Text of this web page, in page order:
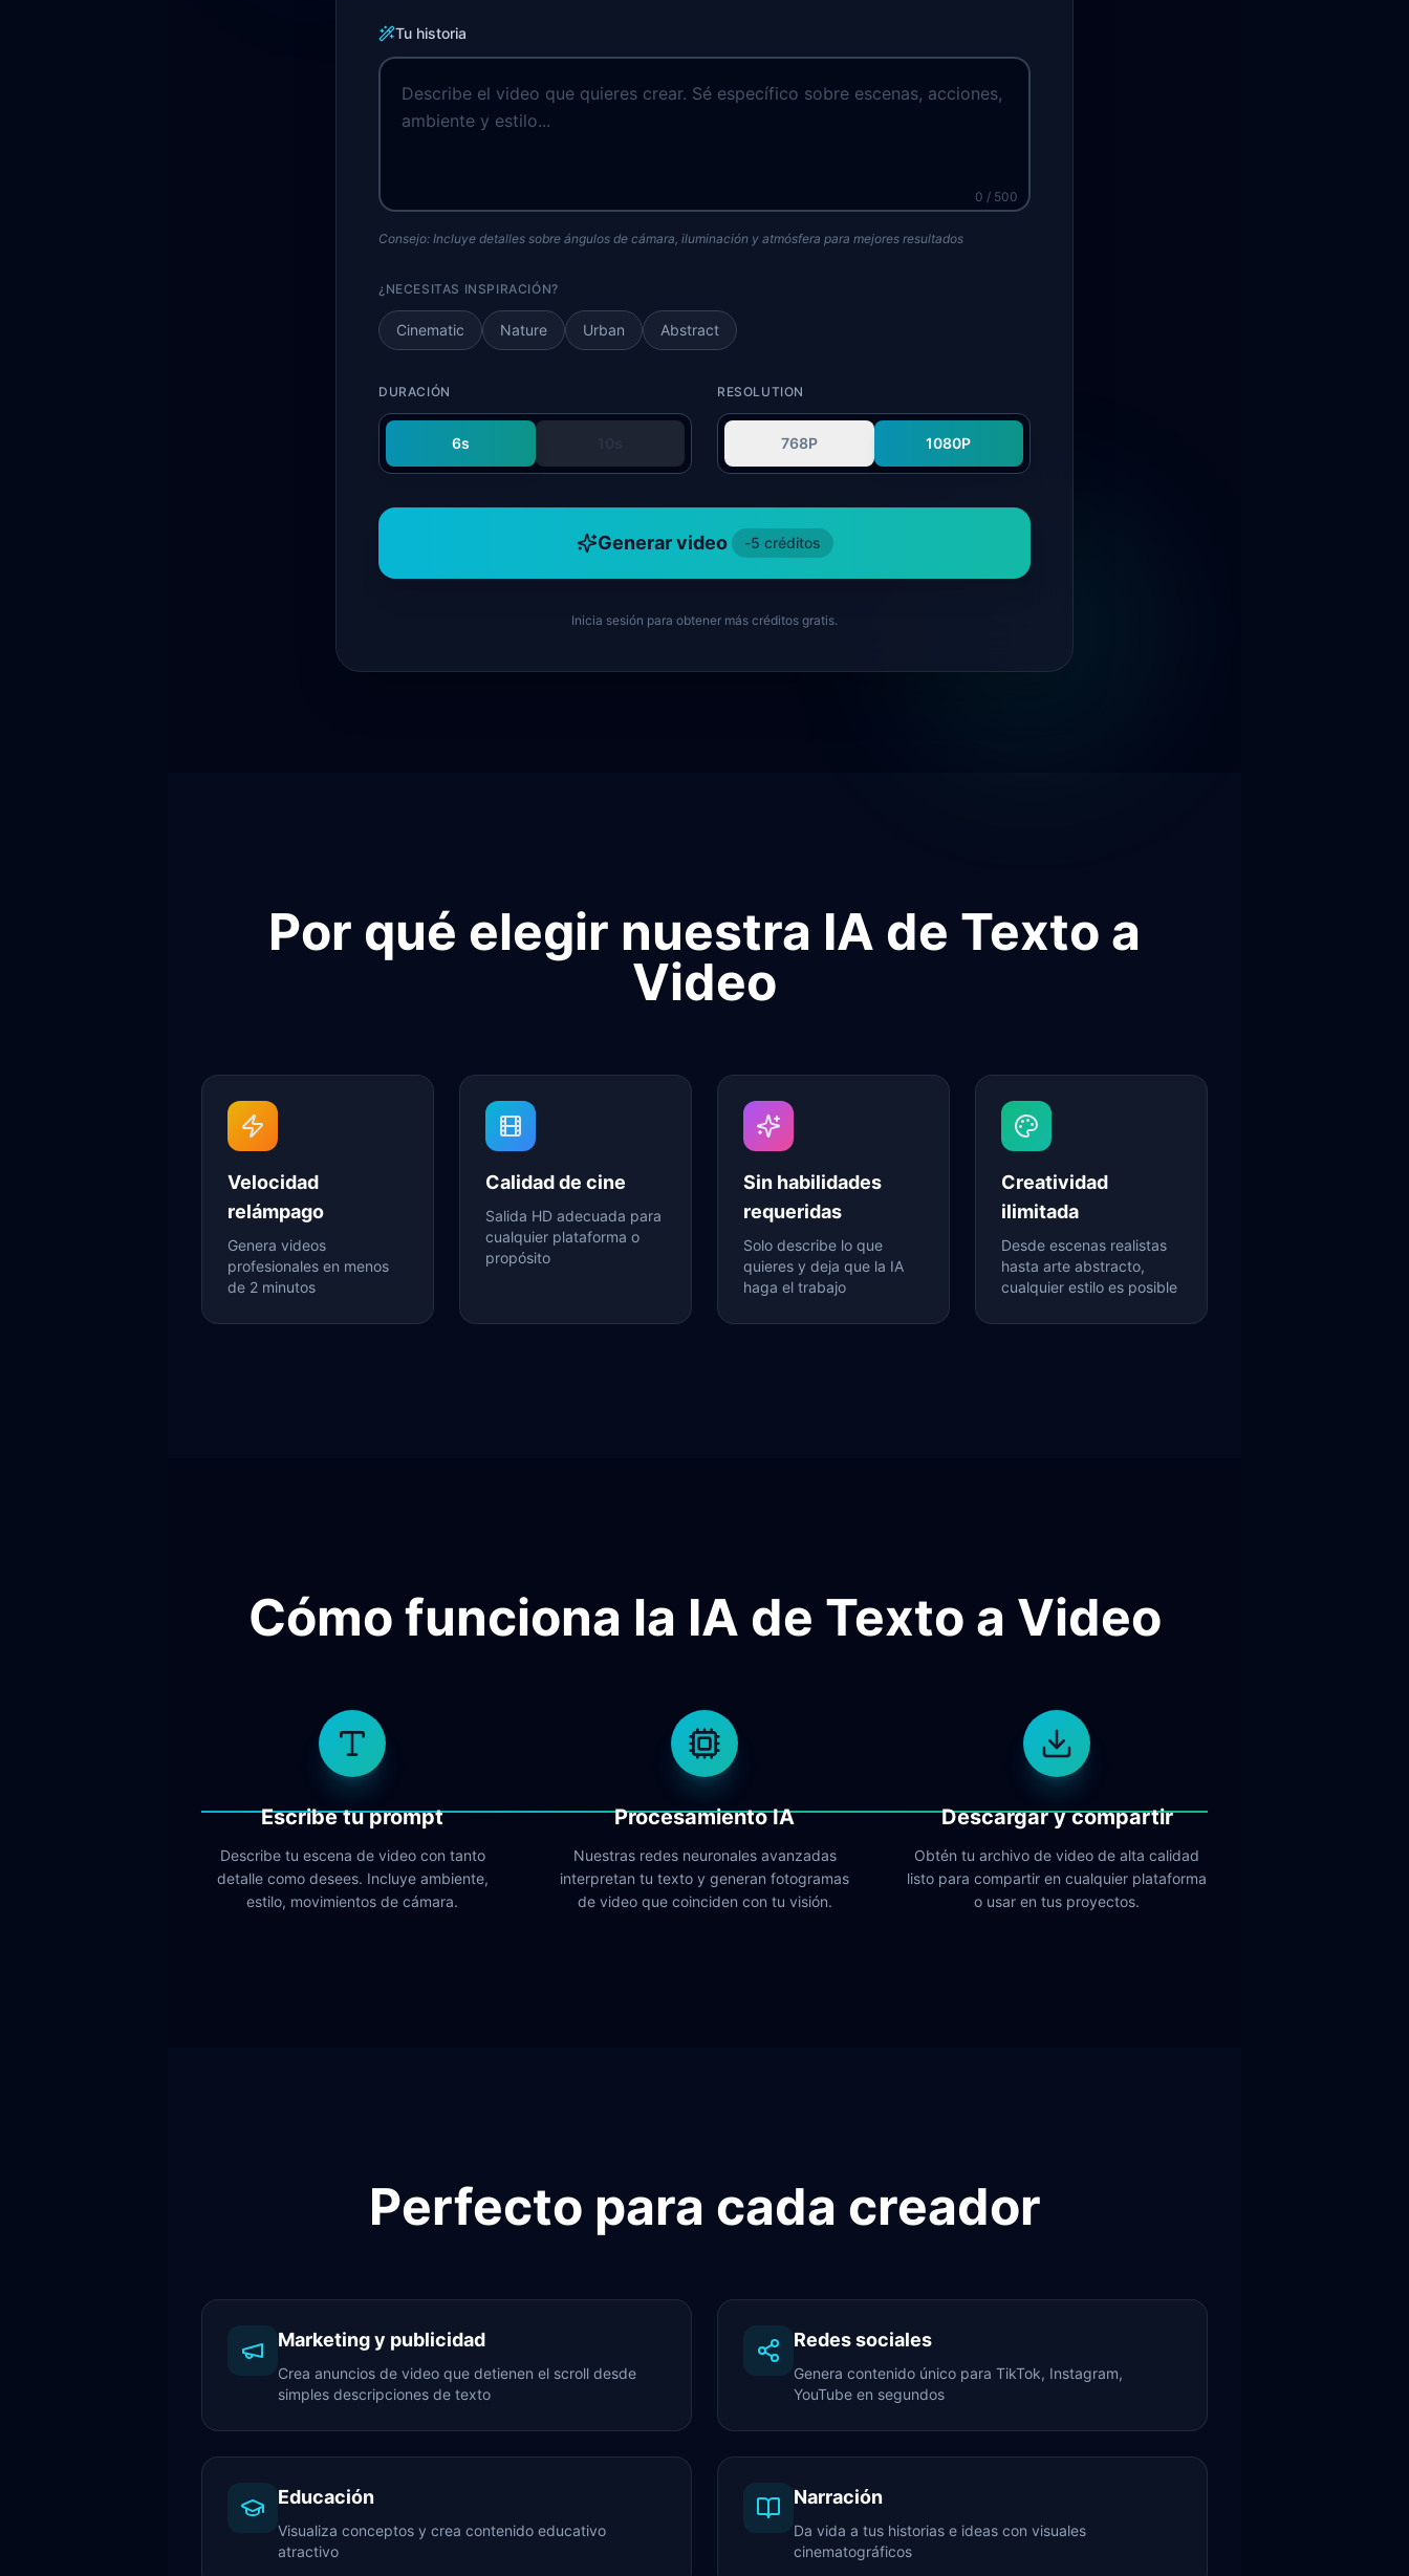
Tu historia
0 / 500
Consejo: Incluye detalles sobre ángulos de cámara, iluminación y atmósfera para mejores resultados
¿NECESITAS INSPIRACIÓN?
Cinematic Nature Urban Abstract
DURACIÓN
6s
RESOLUTION
768P 1080P
Generar video -5 créditos
Inicia sesión para obtener más créditos gratis.
Por qué elegir nuestra IA de Texto a
Video
Velocidad
relámpago
Genera videos
profesionales en menos
de 2 minutos
Calidad de cine
Salida HD adecuada para
cualquier plataforma o
propósito
Sin habilidades
requeridas
Solo describe lo que
quieres y deja que la IA
haga el trabajo
Creatividad
ilimitada
Desde escenas realistas
hasta arte abstracto,
cualquier estilo es posible
Cómo funciona la IA de Texto a Video
Escribe tu prompt
Describe tu escena de video con tanto
detalle como desees. Incluye ambiente,
estilo, movimientos de cámara.
Procesamiento IA
Nuestras redes neuronales avanzadas
interpretan tu texto y generan fotogramas
de video que coinciden con tu visión.
Descargar y compartir
Obtén tu archivo de video de alta calidad
listo para compartir en cualquier plataforma
o usar en tus proyectos.
Perfecto para cada creador
Marketing y publicidad
Crea anuncios de video que detienen el scroll desde
simples descripciones de texto
Redes sociales
Genera contenido único para TikTok, Instagram,
YouTube en segundos
Educación
Visualiza conceptos y crea contenido educativo
atractivo
Narración
Da vida a tus historias e ideas con visuales
cinematográficos